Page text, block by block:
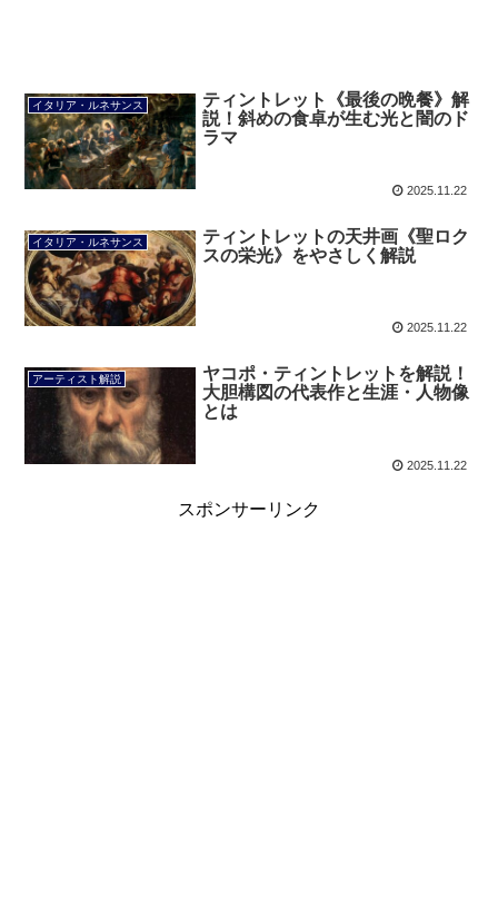
イタリア・ルネサンス
ティントレット《最後の晩餐》解
説！斜めの食卓が生む光と闇のド
ラマ
2025.11.22
イタリア・ルネサンス
ティントレットの天井画《聖ロク
スの栄光》をやさしく解説
2025.11.22
アーティスト解説
ヤコポ・ティントレットを解説！
大胆構図の代表作と生涯・人物像
とは
2025.11.22
スポンサーリンク